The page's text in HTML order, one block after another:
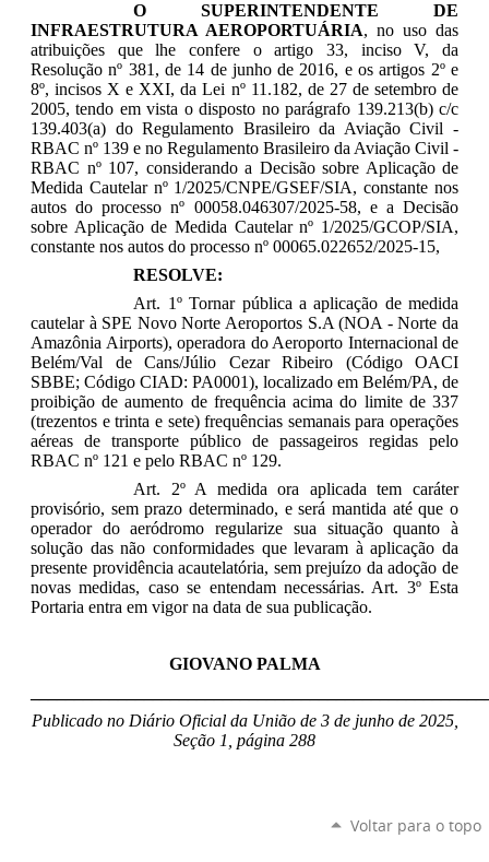
O SUPERINTENDENTE DE
INFRAESTRUTURA AEROPORTUÁRIA, no uso das
atribuições que lhe confere o artigo 33, inciso V, da
Resolução nº 381, de 14 de junho de 2016, e os artigos 2º e
8º, incisos X e XXI, da Lei nº 11.182, de 27 de setembro de
2005, tendo em vista o disposto no parágrafo 139.213(b) c/c
139.403(a) do Regulamento Brasileiro da Aviação Civil -
RBAC nº 139 e no Regulamento Brasileiro da Aviação Civil -
RBAC nº 107, considerando a Decisão sobre Aplicação de
Medida Cautelar nº 1/2025/CNPE/GSEF/SIA, constante nos
autos do processo nº 00058.046307/2025-58, e a Decisão
sobre Aplicação de Medida Cautelar nº 1/2025/GCOP/SIA,
constante nos autos do processo nº 00065.022652/2025-15,
RESOLVE:
Art. 1º Tornar pública a aplicação de medida
cautelar à SPE Novo Norte Aeroportos S.A (NOA - Norte da
Amazônia Airports), operadora do Aeroporto Internacional de
Belém/Val de Cans/Júlio Cezar Ribeiro (Código OACI
SBBE; Código CIAD: PA0001), localizado em Belém/PA, de
proibição de aumento de frequência acima do limite de 337
(trezentos e trinta e sete) frequências semanais para operações
aéreas de transporte público de passageiros regidas pelo
RBAC nº 121 e pelo RBAC nº 129.
Art. 2º A medida ora aplicada tem caráter
provisório, sem prazo determinado, e será mantida até que o
operador do aeródromo regularize sua situação quanto à
solução das não conformidades que levaram à aplicação da
presente providência acautelatória, sem prejuízo da adoção de
novas medidas, caso se entendam necessárias. Art. 3º Esta
Portaria entra em vigor na data de sua publicação.
GIOVANO PALMA
Publicado no Diário Oficial da União de 3 de junhode 2025,
Seção 1, página 288
Voltar para o topo